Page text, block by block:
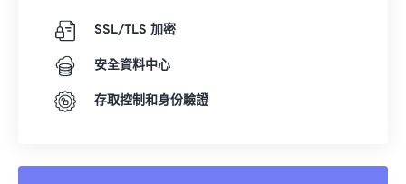
SSL/TLS 加密
安全資料中心
存取控制和身份驗證